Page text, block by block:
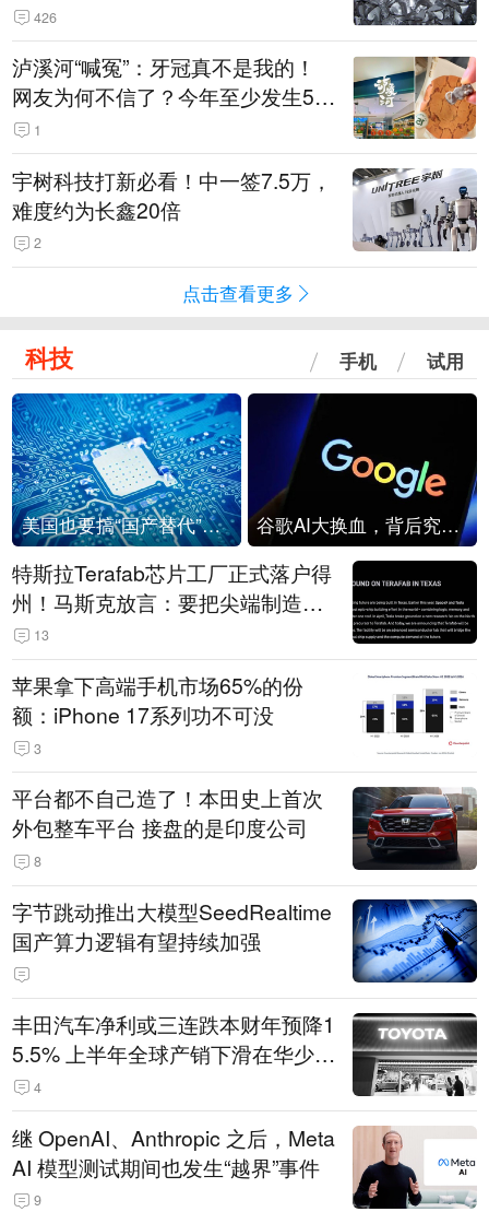
426
泸溪河“喊冤”：牙冠真不是我的！
网友为何不信了？今年至少发生5
起“食品冤案”
1
宇树科技打新必看！中一签7.5万，
难度约为长鑫20倍
2
点击查看更多
科技 手机 试用
美国也要搞“国产替代”？先算清三笔账 谷歌AI大换血，背后究竟发生了什么？
特斯拉Terafab芯片工厂正式落户得
州！马斯克放言：要把尖端制造带
回美国
13
苹果拿下高端手机市场65%的份
额：iPhone 17系列功不可没
3
平台都不自己造了！本田史上首次
外包整车平台 接盘的是印度公司
8
字节跳动推出大模型SeedRealtime
国产算力逻辑有望持续加强
丰田汽车净利或三连跌本财年预降1
5.5% 上半年全球产销下滑在华少卖
14.3万辆
4
继 OpenAI、Anthropic 之后，Meta
AI 模型测试期间也发生“越界”事件
9